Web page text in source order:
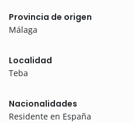
Provincia de origen
Málaga
Localidad
Teba
Nacionalidades
Residente en España